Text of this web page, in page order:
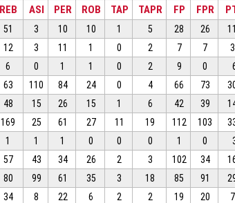
REB ASI PER ROB TAP TAPR FP FPR
51 3 10 10 1 5 28 26
12 3 11 1 0 2 7 7
6 0 1 1 0 2 9 0
63 110 84 24 0 4 66 73
48 15 26 15 1 6 42 39
169 25 61 27 11 19 112 103
1 1 1 0 0 0 1 0
57 43 34 26 2 3 102 34
80 99 61 35 3 18 85 91
34 8 22 6 2 2 19 20